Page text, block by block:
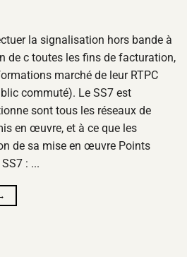
la signalisation hors bande à
de c toutes les fins de facturation,
marché de leur RTPC
commuté). Le SS7 est
sont tous les réseaux de
en œuvre, et à ce que les
de sa mise en œuvre Points
: ...